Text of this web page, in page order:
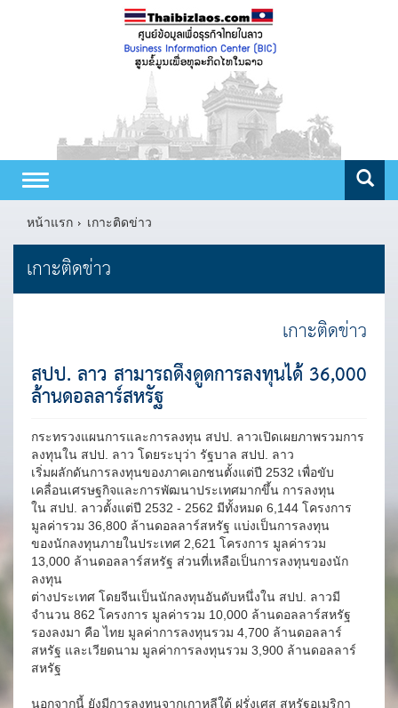
Toggle
navigation
หน้าแรก
เกาะติดข่าว
เกาะติดข่าว
เกาะติดข่าว
สปป. ลาว สามารถดึงดูดการลงทุนได้ 36,000
ล้านดอลลาร์สหรัฐ
กระทรวงแผนการและการลงทุน สปป. ลาวเปิดเผยภาพรวมการ
ลงทุนใน สปป. ลาว โดยระบุว่า รัฐบาล สปป. ลาว
เริ่มผลักดันการลงทุนของภาคเอกชนตั้งแต่ปี 2532 เพื่อขับ
เคลื่อนเศรษฐกิจและการพัฒนาประเทศมากขึ้น การลงทุน
ใน สปป. ลาวตั้งแต่ปี 2532 - 2562 มีทั้งหมด 6,144 โครงการ
มูลค่ารวม 36,800 ล้านดอลลาร์สหรัฐ แบ่งเป็นการลงทุน
ของนักลงทุนภายในประเทศ 2,621 โครงการ มูลค่ารวม
13,000 ล้านดอลลาร์สหรัฐ ส่วนที่เหลือเป็นการลงทุนของนัก
ลงทุน
ต่างประเทศ โดยจีนเป็นนักลงทุนอันดับหนึ่งใน สปป. ลาวมี
จำนวน 862 โครงการ มูลค่ารวม 10,000 ล้านดอลลาร์สหรัฐ
รองลงมา คือ ไทย มูลค่าการลงทุนรวม 4,700 ล้านดอลลาร์
สหรัฐ และเวียดนาม มูลค่าการลงทุนรวม 3,900 ล้านดอลลาร์
สหรัฐ
นอกจากนี้ ยังมีการลงทุนจากเกาหลีใต้ ฝรั่งเศส สหรัฐอเมริกา